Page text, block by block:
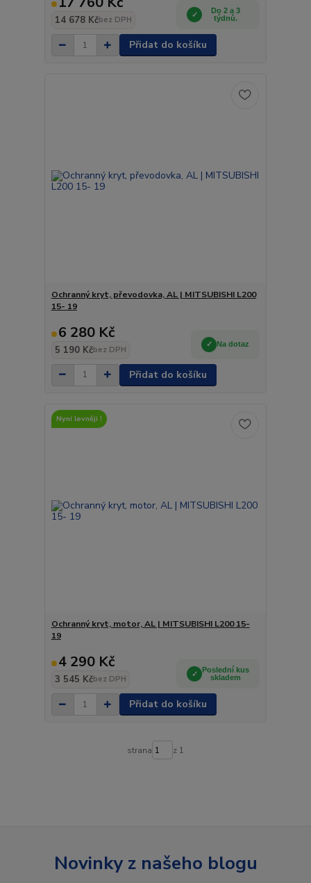
14 678 Kčbez DPH
Do 2 a 3
týdnů.
Přidat do košíku
Ochranný kryt, převodovka, AL | MITSUBISHI L200
15- 19
6 280 Kč
5 190 Kčbez DPH
Na dotaz
Přidat do košíku
Nyní levněji !
Ochranný kryt, motor, AL | MITSUBISHI L200 15-
19
4 290 Kč
3 545 Kčbez DPH
Poslední kus
skladem
Přidat do košíku
strana z 1
Novinky z našeho blogu